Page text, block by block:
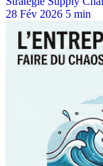
28 Fév 2026 5 min